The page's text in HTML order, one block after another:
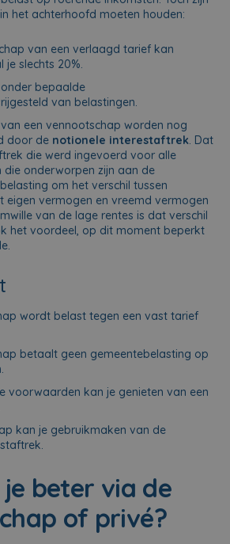
het achterhoofd moeten houden:
van een verlaagd tarief kan
je slechts 20%.
bepaalde
van belastingen.
een vennootschap worden nog
door de notionele interestaftrek. Dat
die werd ingevoerd voor alle
die onderworpen zijn aan de
om het verschil tussen
eigen vermogen en vreemd vermogen
van de lage rentes is dat verschil
het voordeel, op dit moment beperkt
wordt belast tegen een vast tarief
betaalt geen gemeentebelasting op
voorwaarden kan je genieten van een
kan je gebruikmaken van de
beter via de
of privé?